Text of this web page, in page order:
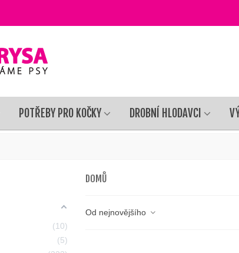
POTŘEBY PRO KOČKY DROBNÍ HLODAVCI
10
5
DOMŮ
Od nejnovějšího